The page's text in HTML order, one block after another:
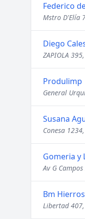
Federico
Mstro D'Elía
Diego
ZAPIOLA
Produlimp
General
Susana
Conesa
Gomeria y
Av G
Bm Hierros
Libertad